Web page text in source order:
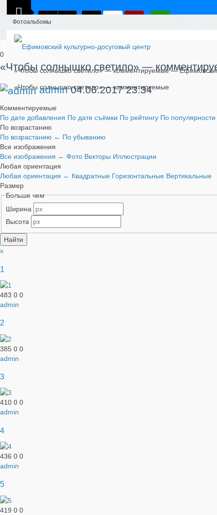
«Чтобы солнышко светило» — комментируемые — Ефимовский
«Чтобы солнышко светило» — комментируемые
Фотоальбомы
0
«Чтобы солнышко светило» —
admin 04.06.2017 23:34
Комментируемые
По дате добавления По дате съёмки По рейтингу По популярности
По возрастанию
По возрастанию ← По убыванию
Все изображения
Все изображения ← Фото Векторы Иллюстрации
Любая ориентация
Любая ориентация ← Квадратные Горизонтальные Вертикальные
Размер
Больше чем
Ширина
Высота
x
1
483 0 0
admin
2
385 0 0
admin
3
410 0 0
admin
4
436 0 0
admin
5
419 0 0